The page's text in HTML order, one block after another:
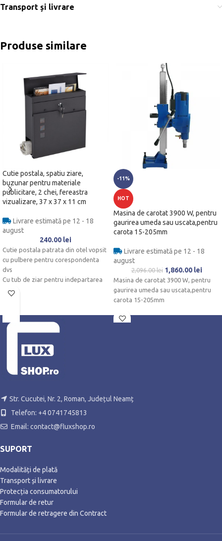
Transport și livrare
Produse similare
Cutie postala, spatiu ziare,
buzunar pentru materiale
publicitare, 2 chei, fereastra
vizualizare, 37 x 37 x 11 cm
Livrare estimată pe 12 - 18
august
240.00 lei
Cutie postala patrata din otel vopsit
cu pulbere pentru corespondenta
dvs
Cu tub de ziar pentru indepartarea
usoara a cataloagelor si multe altele.
-11%
HOT
Masina de carotat 3900 W, pentru
gaurirea umeda sau uscata,pentru
carota 15-205mm
Livrare estimată pe 12 - 18
august
2,096.00lei 1,860.00 lei
Masina de carotat 3900 W, pentru
gaurirea umeda sau uscata,pentru
carota 15-205mm
Str. Cucutei, Nr. 2, Roman, Județul Neamț
Telefon: +4 0741745813
Email: contact@fluxshop.ro
SUPORT
Modalități de plată
Transport și livrare
Protecția consumatorului
Formular de retur
Formular de retragere din Contract